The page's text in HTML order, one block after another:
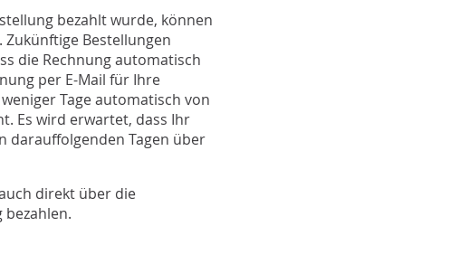
bezahlt wurde, können
Bestellungen
die Rechnung automatisch
per E-Mail für Ihre
Tage automatisch von
Es wird erwartet, dass Ihr
darauffolgenden Tagen über
direkt über die